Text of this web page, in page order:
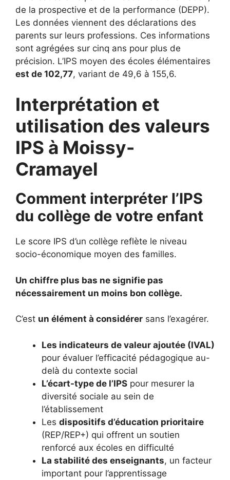
de la prospective et de la performance (DEPP).
Les données viennent des déclarations des
parents sur leurs professions. Ces informations
sont agrégées sur cinq ans pour plus de
précision. L’IPS moyen des écoles élémentaires
est de 102,77, variant de 49,6 à 155,6.
Interprétation et
utilisation des valeurs
IPS à Moissy-
Cramayel
Comment interpréter l’IPS
du collège de votre enfant
Le score IPS d’un collège reflète le niveau
socio-économique moyen des familles.
Un chiffre plus bas ne signifie pas
nécessairement un moins bon collège.
C’est un élément à considérer sans l’exagérer.
Les indicateurs de valeur ajoutée (IVAL)
pour évaluer l’efficacité pédagogique au-
delà du contexte social
L’écart-type de l’IPS pour mesurer la
diversité sociale au sein de
l’établissement
Les dispositifs d’éducation prioritaire
(REP/REP+) qui offrent un soutien
renforcé aux écoles en difficulté
La stabilité des enseignants, un facteur
important pour l’apprentissage